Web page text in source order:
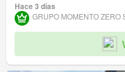
Hace 3 días
GRUPO MOMENTO ZERO